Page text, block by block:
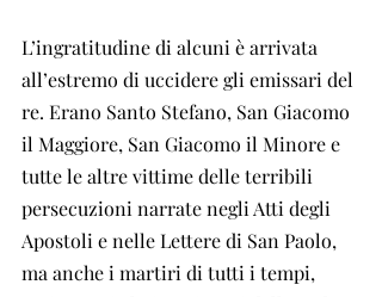
L’ingratitudine di alcuni è arrivata
all’estremo di uccidere gli emissari del
re. Erano Santo Stefano, San Giacomo
il Maggiore, San Giacomo il Minore e
tutte le altre vittime delle terribili
persecuzioni narrate negli Atti degli
Apostoli e nelle Lettere di San Paolo,
ma anche i martiri di tutti i tempi,